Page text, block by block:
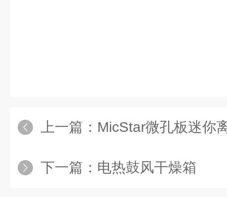
上一篇： MicStar微孔板迷你
下一篇： 电热鼓风干燥箱